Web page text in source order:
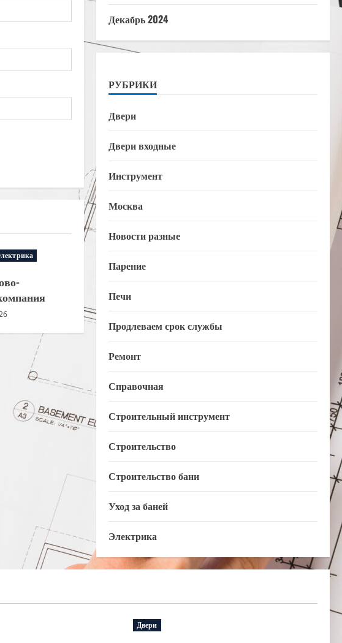
Декабрь 2024
РУБРИКИ
Двери
Двери входные
Инструмент
Москва
Новости разные
Парение
Печи
Продлеваем срок службы
Ремонт
Справочная
Строительный инструмент
Строительство
Строительство бани
Уход за баней
Электрика
Двери